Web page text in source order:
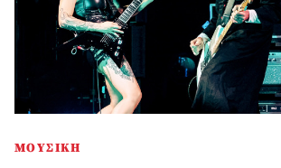
ΜΟΥΣΙΚΗ